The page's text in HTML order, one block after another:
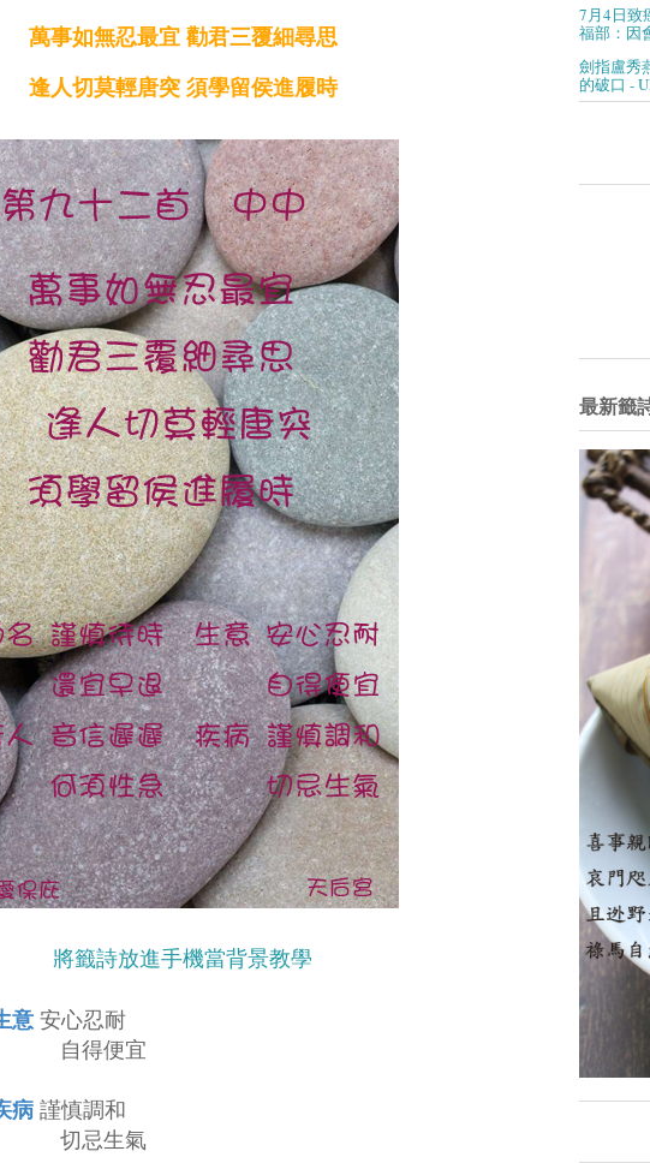
萬事如無忍最宜 勸君三覆細尋思
逢人切莫輕唐突 須學留侯進履時
將籤詩放進手機當背景教學
意 安心忍耐
得便宜
病 謹慎調和
忌生氣
7月4日致
福部：因
劍指盧秀
的破口 -
最新籤